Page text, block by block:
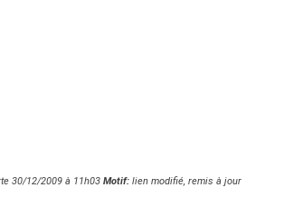
30/12/2009 à 11h03 Motif: lien modifié, remis à jour